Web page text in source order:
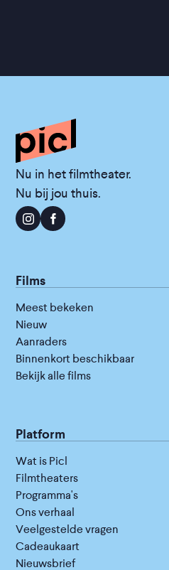
Nu in het filmtheater.
Nu bij jou thuis.
Films
Meest bekeken
Nieuw
Aanraders
Binnenkort beschikbaar
Bekijk alle films
Platform
Wat is Picl
Filmtheaters
Programma's
Ons verhaal
Veelgestelde vragen
Cadeaukaart
Nieuwsbrief